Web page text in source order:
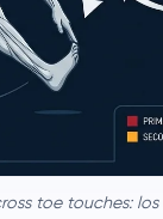
toe touches: